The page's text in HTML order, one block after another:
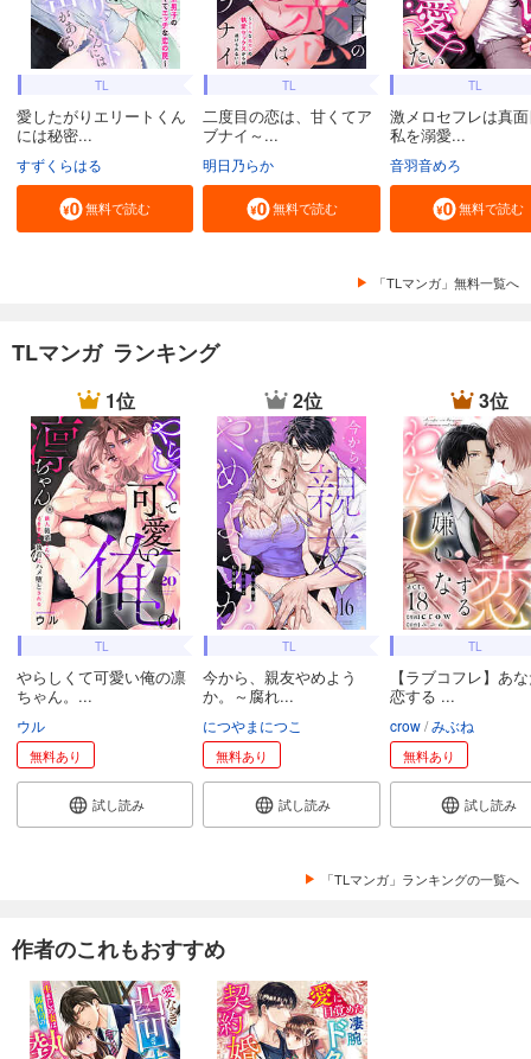
TL
愛したがりエリートくん
には秘密...
すずくらはる
無料で読む
TL
二度目の恋は、甘くてア
ブナイ～...
明日乃らか
無料で読む
TL
激メロセフレは真
私を溺愛...
音羽音めろ
無料で読む
「TLマンガ」無料一覧へ
TLマンガ ランキング
1位
TL
やらしくて可愛い俺の凛
ちゃん。...
ウル
無料あり
試し読み
2位
TL
今から、親友やめよう
か。～腐れ...
につやまにつこ
無料あり
試し読み
3位
TL
【ラブコフレ】あ
恋する ...
crow みぶね
無料あり
試し読み
「TLマンガ」ランキングの一覧へ
作者のこれもおすすめ